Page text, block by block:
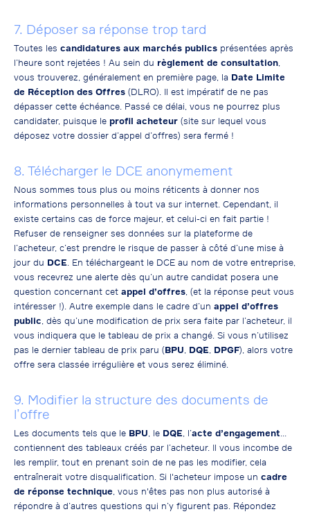
7. Déposer sa réponse trop tard
Toutes les candidatures aux marchés publics présentées après
l’heure sont rejetées ! Au sein du règlement de consultation
vous trouverez, généralement en première page, la Date Limite
de Réception des Offres (DLRO). Il est impératif de ne pas
dépasser cette échéance. Passé ce délai, vous ne pourrez plus
candidater, puisque le profil acheteur (site sur lequel vous
déposez votre dossier d’appel d’offres) sera fermé !
8. Télécharger le DCE anonymement
Nous sommes tous plus ou moins réticents à donner nos
informations personnelles à tout va sur internet. Cependant, il
existe certains cas de force majeur, et celui-ci en fait partie !
Refuser de renseigner ses données sur la plateforme de
l’acheteur, c’est prendre le risque de passer à côté d’une mise à
jour du DCE . En téléchargeant le DCE au nom de votre entreprise,
vous recevrez une alerte dès qu’un autre candidat posera une
question concernant cet appel d’offres , (et la réponse peut vous
intéresser !). Autre exemple dans le cadre d’un appel d’offres
public , dès qu’une modification de prix sera faite par l’acheteur, il
vous indiquera que le tableau de prix a changé. Si vous n’utilisez
pas le dernier tableau de prix paru (BPU DQE DPGF), alors votre
offre sera classée irrégulière et vous serez éliminé.
9. Modifier la structure des documents de
l’offre
Les documents tels que le BPU , le DQE , l’acte d’engagement
contiennent des tableaux créés par l’acheteur. Il vous incombe de
les remplir, tout en prenant soin de ne pas les modifier, cela
entraînerait votre disqualification. Si l'acheteur impose un cadre
de réponse technique , vous n'êtes pas non plus autorisé à
répondre à d’autres questions qui n’y figurent pas. Répondez